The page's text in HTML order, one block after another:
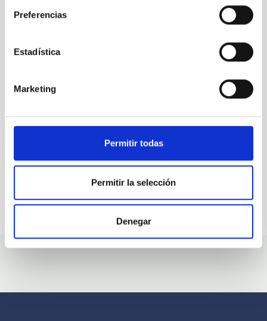
Preferencias
Estadística
Marketing
Permitir todas
Permitir la selección
Denegar
looking for people with
talent.